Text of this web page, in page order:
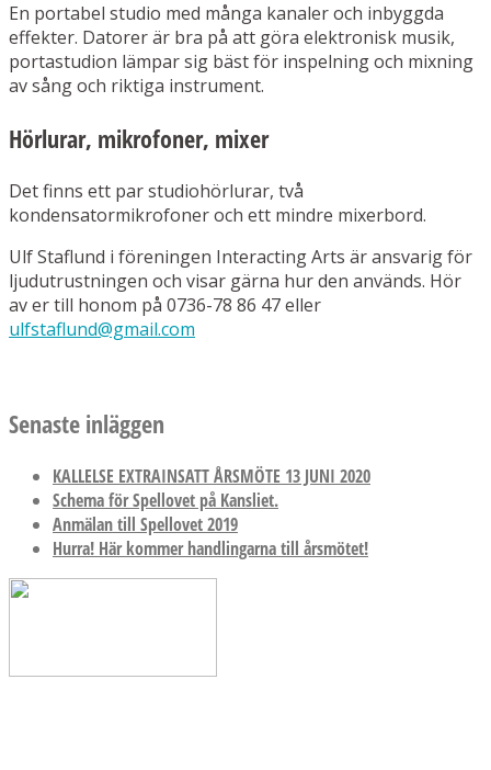
En portabel studio med många kanaler och inbyggda
effekter. Datorer är bra på att göra elektronisk musik,
portastudion lämpar sig bäst för inspelning och mixning
av sång och riktiga instrument.
Hörlurar, mikrofoner, mixer
Det finns ett par studiohörlurar, två
kondensatormikrofoner och ett mindre mixerbord.
Ulf Staflund i föreningen Interacting Arts är ansvarig för
ljudutrustningen och visar gärna hur den används. Hör
av er till honom på 0736-78 86 47 eller
ulfstaflund@gmail.com
Senaste inläggen
KALLELSE EXTRAINSATT ÅRSMÖTE 13 JUNI 2020
Schema för Spellovet på Kansliet.
Anmälan till Spellovet 2019
Hurra! Här kommer handlingarna till årsmötet!